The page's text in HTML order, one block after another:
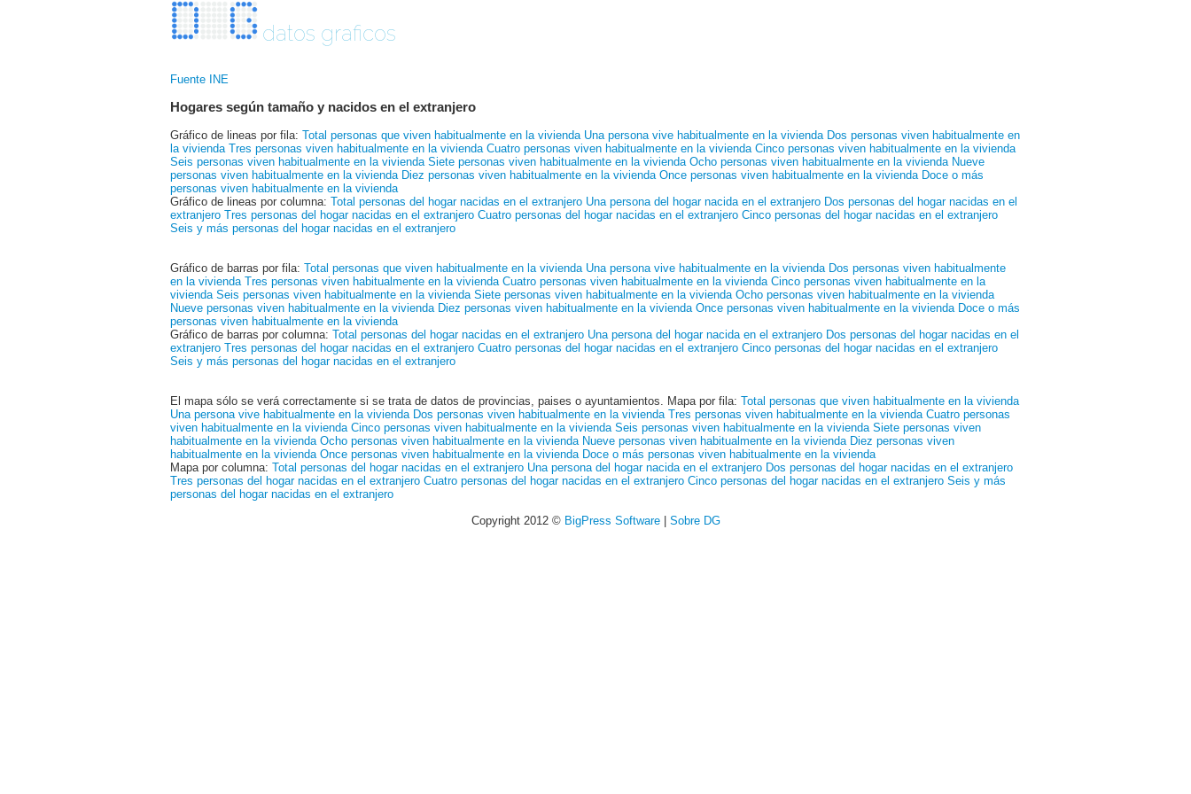
datos graficos
Fuente INE
Hogares según tamaño y nacidos en el extranjero
Gráfico de lineas por fila: Total personas que viven habitualmente en la vivienda Una persona vive habitualmente en la vivienda Dos personas viven habitualmente en
la vivienda Tres personas viven habitualmente en la vivienda Cuatro personas viven habitualmente en la vivienda Cinco personas viven habitualmente en la vivienda
Seis personas viven habitualmente en la vivienda Siete personas viven habitualmente en la vivienda Ocho personas viven habitualmente en la vivienda Nueve
personas viven habitualmente en la vivienda Diez personas viven habitualmente en la vivienda Once personas viven habitualmente en la vivienda Doce o más
personas viven habitualmente en la vivienda
Gráfico de lineas por columna: Total personas del hogar nacidas en el extranjero Una persona del hogar nacida en el extranjero Dos personas del hogar nacidas en el
extranjero Tres personas del hogar nacidas en el extranjero Cuatro personas del hogar nacidas en el extranjero Cinco personas del hogar nacidas en el extranjero
Seis y más personas del hogar nacidas en el extranjero
Gráfico de barras por fila: Total personas que viven habitualmente en la vivienda Una persona vive habitualmente en la vivienda Dos personas viven habitualmente
en la vivienda Tres personas viven habitualmente en la vivienda Cuatro personas viven habitualmente en la vivienda Cinco personas viven habitualmente en la
vivienda Seis personas viven habitualmente en la vivienda Siete personas viven habitualmente en la vivienda Ocho personas viven habitualmente en la vivienda
Nueve personas viven habitualmente en la vivienda Diez personas viven habitualmente en la vivienda Once personas viven habitualmente en la vivienda Doce o más
personas viven habitualmente en la vivienda
Gráfico de barras por columna: Total personas del hogar nacidas en el extranjero Una persona del hogar nacida en el extranjero Dos personas del hogar nacidas en el
extranjero Tres personas del hogar nacidas en el extranjero Cuatro personas del hogar nacidas en el extranjero Cinco personas del hogar nacidas en el extranjero
Seis y más personas del hogar nacidas en el extranjero
El mapa sólo se verá correctamente si se trata de datos de provincias, paises o ayuntamientos. Mapa por fila: Total personas que viven habitualmente en la vivienda
Una persona vive habitualmente en la vivienda Dos personas viven habitualmente en la vivienda Tres personas viven habitualmente en la vivienda Cuatro personas
viven habitualmente en la vivienda Cinco personas viven habitualmente en la vivienda Seis personas viven habitualmente en la vivienda Siete personas viven
habitualmente en la vivienda Ocho personas viven habitualmente en la vivienda Nueve personas viven habitualmente en la vivienda Diez personas viven
habitualmente en la vivienda Once personas viven habitualmente en la vivienda Doce o más personas viven habitualmente en la vivienda
Mapa por columna: Total personas del hogar nacidas en el extranjero Una persona del hogar nacida en el extranjero Dos personas del hogar nacidas en el extranjero
Tres personas del hogar nacidas en el extranjero Cuatro personas del hogar nacidas en el extranjero Cinco personas del hogar nacidas en el extranjero Seis y más
personas del hogar nacidas en el extranjero
Copyright 2012 © BigPress Software| Sobre DG